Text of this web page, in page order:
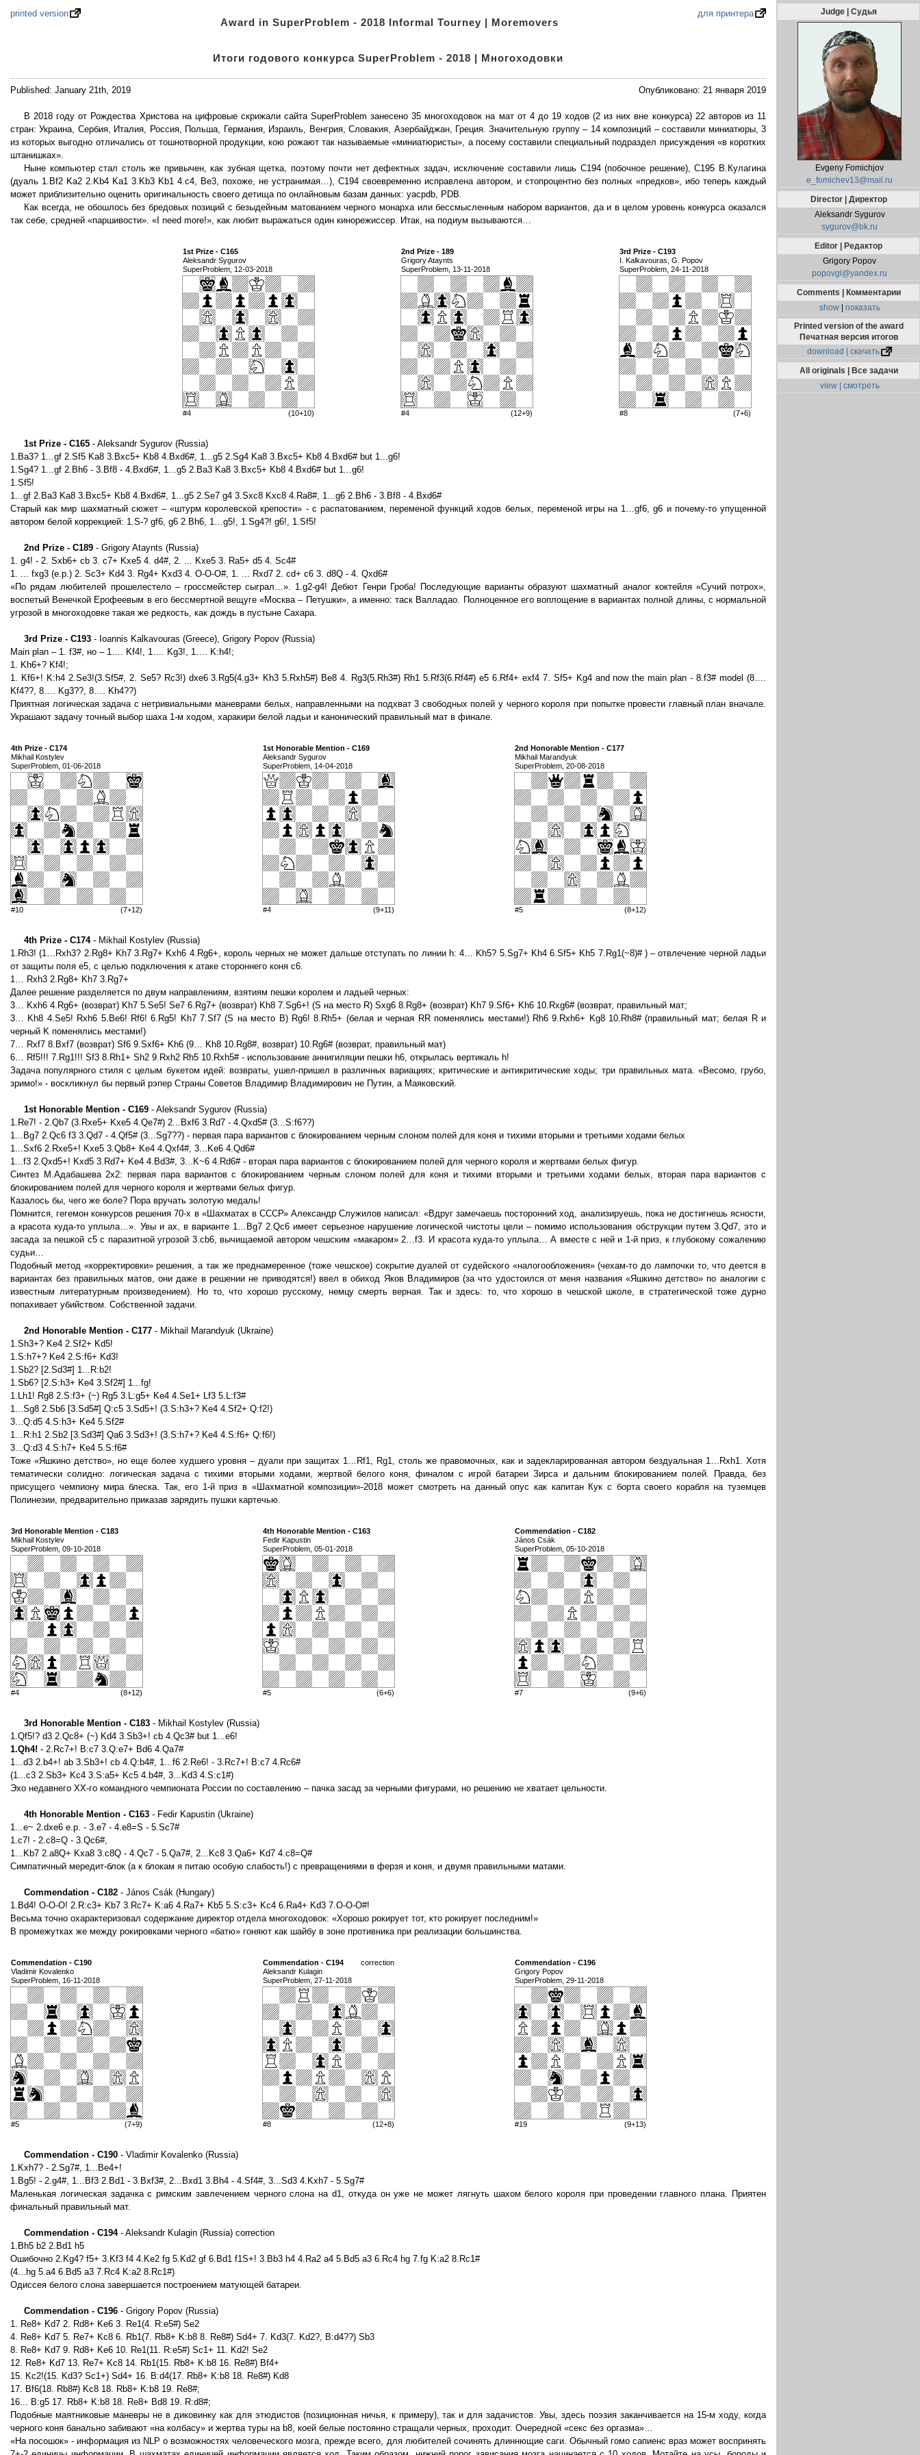
printed version для принтера
Award in SuperProblem - 2018 Informal Tourney | Moremovers
Итоги годового конкурса SuperProblem - 2018 | Многоходовки
Published: January 21th, 2019 Опубликовано: 21 января 2019
В 2018 году от Рождества Христова на цифровые скрижали сайта SuperProblem занесено 35 многоходовок на мат от 4 до 19 ходов (2 из них вне конкурса) 22 авторов из 11
стран: Украина, Сербия, Италия, Россия, Польша, Германия, Израиль, Венгрия, Словакия, Азербайджан, Греция. Значительную группу – 14 композиций – составили миниатюры, 3
из которых выгодно отличались от тошнотворной продукции, кою рожают так называемые «миниатюристы», а посему составили специальный подраздел присуждения «в коротких
штанишках».
Ныне компьютер стал столь же привычен, как зубная щетка, поэтому почти нет дефектных задач, исключение составили лишь С194 (побочное решение), С195 В.Кулагина
(дуаль 1.Bf2 Ka2 2.Kb4 Ka1 3.Kb3 Kb1 4.c4, Be3, похоже, не устранимая…), С194 своевременно исправлена автором, и стопроцентно без полных «предков», ибо теперь каждый
может приблизительно оценить оригинальность своего детища по онлайновым базам данных: yacpdb, PDB.
Как всегда, не обошлось без бредовых позиций с безыдейным матованием черного монарха или бессмысленным набором вариантов, да и в целом уровень конкурса оказался
так себе, средней «паршивости». «I need more!», как любит выражаться один кинорежиссер. Итак, на подиум вызываются…
1st Prize - C165
Aleksandr Sygurov
SuperProblem, 12-03-2018
#4 (10+10)
2nd Prize - 189
Grigory Ataynts
SuperProblem, 13-11-2018
#4 (12+9)
3rd Prize - C193
I. Kalkavouras, G. Popov
SuperProblem, 24-11-2018
#8 (7+6)
1st Prize - C165 - Aleksandr Sygurov (Russia)
1.Ba3? 1...gf 2.Sf5 Ka8 3.Bxc5+ Kb8 4.Bxd6#, 1...g5 2.Sg4 Ka8 3.Bxc5+ Kb8 4.Bxd6# but 1...g6!
1.Sg4? 1...gf 2.Bh6 - 3.Bf8 - 4.Bxd6#, 1...g5 2.Ba3 Ka8 3.Bxc5+ Kb8 4.Bxd6# but 1...g6!
1.Sf5!
1...gf 2.Ba3 Ka8 3.Bxc5+ Kb8 4.Bxd6#, 1...g5 2.Se7 g4 3.Sxc8 Kxc8 4.Ra8#, 1...g6 2.Bh6 - 3.Bf8 - 4.Bxd6#
Старый как мир шахматный сюжет – «штурм королевской крепости» - с распатованием, переменой функций ходов белых, переменой игры на 1…gf6, g6 и почему-то упущенной
автором белой коррекцией: 1.S-? gf6, g6 2.Bh6, 1…g5!, 1.Sg4?! g6!, 1.Sf5!
2nd Prize - C189 - Grigory Ataynts (Russia)
1. g4! - 2. Sxb6+ cb 3. c7+ Kxe5 4. d4#, 2. ... Kxe5 3. Ra5+ d5 4. Sc4#
1. ... fxg3 (e.p.) 2. Sc3+ Kd4 3. Rg4+ Kxd3 4. O-O-O#, 1. ... Rxd7 2. cd+ c6 3. d8Q - 4. Qxd6#
«По рядам любителей прошелестело – гроссмейстер сыграл…». 1.g2-g4! Дебют Генри Гроба! Последующие варианты образуют шахматный аналог коктейля «Сучий потрох»,
воспетый Венечкой Ерофеевым в его бессмертной вещуге «Москва – Петушки», а именно: таск Валладао. Полноценное его воплощение в вариантах полной длины, с нормальной
угрозой в многоходовке такая же редкость, как дождь в пустыне Сахара.
3rd Prize - C193 - Ioannis Kalkavouras (Greece), Grigory Popov (Russia)
Main plan – 1. f3#, но – 1…. Kf4!, 1…. Kg3!, 1…. K:h4!;
1. Kh6+? Kf4!;
1. Kf6+! K:h4 2.Se3!(3.Sf5#, 2. Se5? Rc3!) dxe6 3.Rg5(4.g3+ Kh3 5.Rxh5#) Be8 4. Rg3(5.Rh3#) Rh1 5.Rf3(6.Rf4#) e5 6.Rf4+ exf4 7. Sf5+ Kg4 and now the main plan - 8.f3# model (8….
Kf4??, 8…. Kg3??, 8…. Kh4??)
Приятная логическая задача с нетривиальными маневрами белых, направленными на подхват 3 свободных полей у черного короля при попытке провести главный план вначале.
Украшают задачу точный выбор шаха 1-м ходом, харакири белой ладьи и канонический правильный мат в финале.
4th Prize - C174
Mikhail Kostylev
SuperProblem, 01-06-2018
#10 (7+12)
1st Honorable Mention - C169
Aleksandr Sygurov
SuperProblem, 14-04-2018
#4 (9+11)
2nd Honorable Mention - C177
Mikhail Marandyuk
SuperProblem, 20-08-2018
#5 (8+12)
4th Prize - C174- Mikhail Kostylev (Russia)
1.Rh3! (1…Rxh3? 2.Rg8+ Kh7 3.Rg7+ Kxh6 4.Rg6+, король черных не может дальше отступать по линии h: 4… Kh5? 5.Sg7+ Kh4 6.Sf5+ Kh5 7.Rg1(~8)# ) – отвлечение черной ладьи
от защиты поля е5, с целью подключения к атаке стороннего коня с6.
1… Rxh3 2.Rg8+ Kh7 3.Rg7+
Далее решение разделяется по двум направлениям, взятиям пешки королем и ладьей черных:
3… Kxh6 4.Rg6+ (возврат) Kh7 5.Se5! Se7 6.Rg7+ (возврат) Kh8 7.Sg6+! (S на место R) Sxg6 8.Rg8+ (возврат) Kh7 9.Sf6+ Kh6 10.Rxg6# (возврат, правильный мат;
3… Kh8 4.Se5! Rxh6 5.Be6! Rf6! 6.Rg5! Kh7 7.Sf7 (S на место B) Rg6! 8.Rh5+ (белая и черная RR поменялись местами!) Rh6 9.Rxh6+ Kg8 10.Rh8# (правильный мат; белая R и
черный K поменялись местами!)
7… Rxf7 8.Bxf7 (возврат) Sf6 9.Sxf6+ Kh6 (9… Kh8 10.Rg8#, возврат) 10.Rg6# (возврат, правильный мат)
6… Rf5!!! 7.Rg1!!! Sf3 8.Rh1+ Sh2 9.Rxh2 Rh5 10.Rxh5# - использование аннигиляции пешки h6, открылась вертикаль h!
Задача популярного стиля с целым букетом идей: возвраты, ушел-пришел в различных вариациях; критические и антикритические ходы; три правильных мата. «Весомо, грубо,
зримо!» - воскликнул бы первый рэпер Страны Советов Владимир Владимирович не Путин, а Маяковский.
1st Honorable Mention - C169 - Aleksandr Sygurov (Russia)
1.Re7! - 2.Qb7 (3.Rxe5+ Kxe5 4.Qe7#) 2...Bxf6 3.Rd7 - 4.Qxd5# (3...S:f6??)
1...Bg7 2.Qc6 f3 3.Qd7 - 4.Qf5# (3...Sg7??) - первая пара вариантов с блокированием черным слоном полей для коня и тихими вторыми и третьими ходами белых
1...Sxf6 2.Rxe5+! Kxe5 3.Qb8+ Ke4 4.Qxf4#, 3...Ke6 4.Qd6#
1...f3 2.Qxd5+! Kxd5 3.Rd7+ Ke4 4.Bd3#, 3...K~6 4.Rd6# - вторая пара вариантов с блокированием полей для черного короля и жертвами белых фигур.
Синтез М.Адабашева 2х2: первая пара вариантов с блокированием черным слоном полей для коня и тихими вторыми и третьими ходами белых, вторая пара вариантов с
блокированием полей для черного короля и жертвами белых фигур.
Казалось бы, чего же боле? Пора вручать золотую медаль!
Помнится, гегемон конкурсов решения 70-х в «Шахматах в СССР» Александр Служилов написал: «Вдруг замечаешь посторонний ход, анализируешь, пока не достигнешь ясности,
а красота куда-то уплыла…». Увы и ах, в варианте 1…Bg7 2.Qc6 имеет серьезное нарушение логической чистоты цели – помимо использования обструкции путем 3.Qd7, это и
засада за пешкой с5 с паразитной угрозой 3.cb6, вычищаемой автором чешским «макаром» 2…f3. И красота куда-то уплыла… А вместе с ней и 1-й приз, к глубокому сожалению
судьи…
Подобный метод «корректировки» решения, а так же преднамеренное (тоже чешское) сокрытие дуалей от судейского «налогообложения» (чехам-то до лампочки то, что деется в
вариантах без правильных матов, они даже в решении не приводятся!) ввел в обиход Яков Владимиров (за что удостоился от меня названия «Яшкино детство» по аналогии с
известным литературным произведением). Но то, что хорошо русскому, немцу смерть верная. Так и здесь: то, что хорошо в чешской школе, в стратегической тоже дурно
попахивает убийством. Собственной задачи.
2nd Honorable Mention - C177 - Mikhail Marandyuk (Ukraine)
1.Sh3+? Ke4 2.Sf2+ Kd5!
1.S:h7+? Ke4 2.S:f6+ Kd3!
1.Sb2? [2.Sd3#] 1...R:b2!
1.Sb6? [2.S:h3+ Ke4 3.Sf2#] 1...fg!
1.Lh1! Rg8 2.S:f3+ (~) Rg5 3.L:g5+ Ke4 4.Se1+ Lf3 5.L:f3#
1...Sg8 2.Sb6 [3.Sd5#] Q:c5 3.Sd5+! (3.S:h3+? Ke4 4.Sf2+ Q:f2!)
3...Q:d5 4.S:h3+ Ke4 5.Sf2#
1...R:h1 2.Sb2 [3.Sd3#] Qa6 3.Sd3+! (3.S:h7+? Ke4 4.S:f6+ Q:f6!)
3...Q:d3 4.S:h7+ Ke4 5.S:f6#
Тоже «Яшкино детство», но еще более худшего уровня – дуали при защитах 1…Rf1, Rg1, столь же правомочных, как и задекларированная автором бездуальная 1…Rxh1. Хотя
тематически солидно: логическая задача с тихими вторыми ходами, жертвой белого коня, финалом с игрой батареи Зирса и дальним блокированием полей. Правда, без
присущего чемпиону мира блеска. Так, его 1-й приз в «Шахматной композиции»-2018 может смотреть на данный опус как капитан Кук с борта своего корабля на туземцев
Полинезии, предварительно приказав зарядить пушки картечью.
3rd Honorable Mention - C183
Mikhail Kostylev
SuperProblem, 09-10-2018
#4 (8+12)
4th Honorable Mention - C163
Fedir Kapustin
SuperProblem, 05-01-2018
#5 (6+6)
Commendation - C182
János Csák
SuperProblem, 05-10-2018
#7 (9+6)
3rd Honorable Mention - C183 - Mikhail Kostylev (Russia)
1.Qf5!? d3 2.Qc8+ (~) Kd4 3.Sb3+! cb 4.Qc3# but 1...e6!
1.Qh4! - 2.Rc7+! B:c7 3.Q:e7+ Bd6 4.Qa7#
1...d3 2.b4+! ab 3.Sb3+! cb 4.Q:b4#, 1...f6 2.Re6! - 3.Rc7+! B:c7 4.Rc6#
(1...c3 2.Sb3+ Kc4 3.S:a5+ Kc5 4.b4#, 3...Kd3 4.S:c1#)
Эхо недавнего XX-го командного чемпионата России по составлению – пачка засад за черными фигурами, но решению не хватает цельности.
4th Honorable Mention - C163 - Fedir Kapustin (Ukraine)
1...e~ 2.dxe6 e.p. - 3.e7 - 4.e8=S - 5.Sc7#
1.c7! - 2.c8=Q - 3.Qc6#,
1...Kb7 2.a8Q+ Kxa8 3.c8Q - 4.Qc7 - 5.Qa7#, 2...Kc8 3.Qa6+ Kd7 4.c8=Q#
Симпатичный мередит-блок (а к блокам я питаю особую слабость!) с превращениями в ферзя и коня, и двумя правильными матами.
Commendation - C182 - János Csák (Hungary)
1.Bd4! O-O-O! 2.R:c3+ Kb7 3.Rc7+ K:a6 4.Ra7+ Kb5 5.S:c3+ Kc4 6.Ra4+ Kd3 7.O-O-O#!
Весьма точно охарактеризовал содержание директор отдела многоходовок: «Хорошо рокирует тот, кто рокирует последним!»
В промежутках же между рокировками черного «батю» гоняют как шайбу в зоне противника при реализации большинства.
Commendation - C190
Vladimir Kovalenko
SuperProblem, 16-11-2018
#5 (7+9)
Commendation - C194
correction
Aleksandr Kulagin
SuperProblem, 27-11-2018
#8 (12+8)
Commendation - C196
Grigory Popov
SuperProblem, 29-11-2018
#19 (9+13)
Commendation - C190 - Vladimir Kovalenko (Russia)
1.Kxh7? - 2.Sg7#, 1...Be4+!
1.Bg5! - 2.g4#, 1...Bf3 2.Bd1 - 3.Bxf3#, 2...Bxd1 3.Bh4 - 4.Sf4#, 3...Sd3 4.Kxh7 - 5.Sg7#
Маленькая логическая задачка с римским завлечением черного слона на d1, откуда он уже не может лягнуть шахом белого короля при проведении главного плана. Приятен
финальный правильный мат.
Commendation - C194- Aleksandr Kulagin (Russia) correction
1.Bh5 b2 2.Bd1 h5
Ошибочно 2.Kg4? f5+ 3.Kf3 f4 4.Ke2 fg 5.Kd2 gf 6.Bd1 f1S+! 3.Bb3 h4 4.Ra2 a4 5.Bd5 a3 6.Rc4 hg 7.fg K:a2 8.Rс1#
(4...hg 5.а4 6.Bd5 a3 7.Rc4 K:a2 8.Rc1#)
Одиссея белого слона завершается построением матующей батареи.
Commendation - C196 - Grigory Popov (Russia)
1. Re8+ Kd7 2. Rd8+ Ke6 3. Re1(4. R:e5#) Se2
4. Re8+ Kd7 5. Re7+ Kc8 6. Rb1(7. Rb8+ K:b8 8. Re8#) Sd4+ 7. Kd3(7. Kd2?, B:d4??) Sb3
8. Re8+ Kd7 9. Rd8+ Ke6 10. Re1(11. R:e5#) Sc1+ 11. Kd2! Se2
12. Re8+ Kd7 13. Re7+ Kc8 14. Rb1(15. Rb8+ K:b8 16. Re8#) Bf4+
15. Kc2!(15. Kd3? Sc1+) Sd4+ 16. B:d4(17. Rb8+ K:b8 18. Re8#) Kd8
17. Bf6(18. Rb8#) Kc8 18. Rb8+ K:b8 19. Re8#;
16... B:g5 17. Rb8+ K:b8 18. Re8+ Bd8 19. R:d8#;
Подобные маятниковые маневры не в диковинку как для этюдистов (позиционная ничья, к примеру), так и для задачистов. Увы, здесь поэзия заканчивается на 15-м ходу, когда
черного коня банально забивают «на колбасу» и жертва туры на b8, коей белые постоянно стращали черных, проходит. Очередной «секс без оргазма»…
«На посошок» - информация из NLP о возможностях человеческого мозга, прежде всего, для любителей сочинять длиннющие саги. Обычный гомо сапиенс враз может воспринять
Judge | Судья
Evgeny Fomichjov
e_fomichev13@mail.ru
Director | Директор
Aleksandr Sygurov
sygurov@bk.ru
Editor | Редактор
Grigory Popov
popovgl@yandex.ru
Comments | Комментарии
show| показать
Printed version of the award
Печатная версия итогов
download | скачать
All originals | Все задачи
view | смотреть